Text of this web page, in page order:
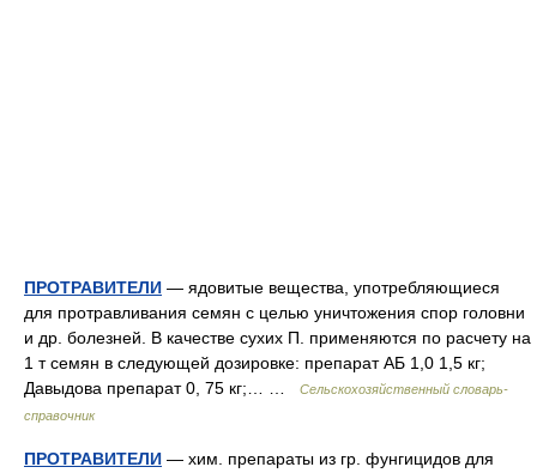
ПРОТРАВИТЕЛИ — ядовитые вещества, употребляющиеся
для протравливания семян с целью уничтожения спор головни
и др. болезней. В качестве сухих П. применяются по расчету на
1 т семян в следующей дозировке: препарат АБ 1,0 1,5 кг;
Давыдова препарат 0, 75 кг;… …
Сельскохозяйственный словарь-
справочник
ПРОТРАВИТЕЛИ — хим. препараты из гр. фунгицидов для